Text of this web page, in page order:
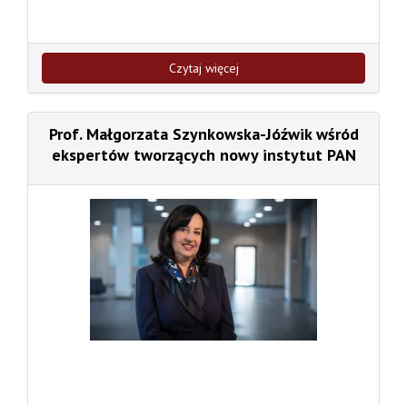
Czytaj więcej
Prof. Małgorzata Szynkowska-Jóźwik wśród
ekspertów tworzących nowy instytut PAN